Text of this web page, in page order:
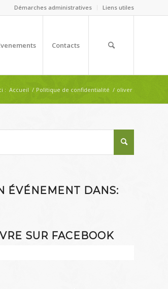
Démarches administratives Liens utiles
Contacts
: Accueil / Politique de confidentialité / oliver
ÉVÉNEMENT DANS:
SUR FACEBOOK